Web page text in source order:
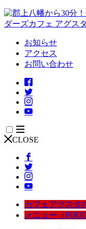
お知らせ
アクセス
お問い合わせ
CLOSE
カフェアグスタ
メニュー（